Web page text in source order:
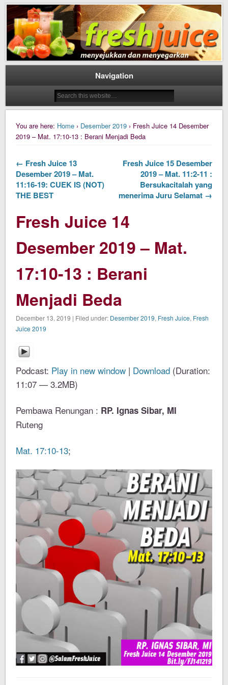
Daily Fresh Juice
Daily Fresh Juice Renungan Harian Katolik Menyejukkan dan Menyegarkan
Navigation
You are here: Home › Desember 2019 › Fresh Juice 14 Desember
2019 – Mat. 17:10-13 : Berani Menjadi Beda
← Fresh Juice 13
Desember 2019 – Mat.
11:16-19: CUEK IS (NOT)
THE BEST
Fresh Juice 15 Desember
2019 – Mat. 11:2-11 :
Bersukacitalah yang
menerima Juru Selamat →
Fresh Juice 14
Desember 2019 – Mat.
17:10-13 : Berani
Menjadi Beda
December 13, 2019 | Filed under: Desember 2019, Fresh Juice, Fresh
Juice 2019
Podcast: Play in new window | Download (Duration:
11:07 — 3.2MB)
Pembawa Renungan : RP. Ignas Sibar, MI
Ruteng
Mat. 17:10-13;